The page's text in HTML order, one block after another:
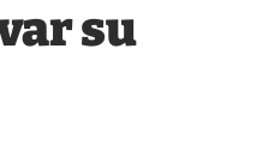
su